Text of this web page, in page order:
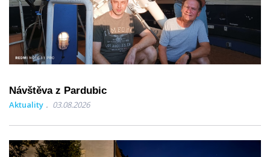
Návštěva z Pardubic
Aktuality 03.08.2026